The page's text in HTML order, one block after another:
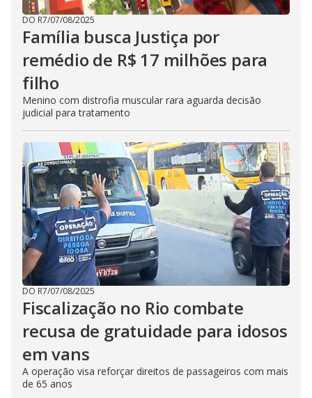
DO R7/07/08/2025
Família busca Justiça por
remédio de R$ 17 milhões para
filho
Menino com distrofia muscular rara aguarda decisão
judicial para tratamento
DO R7/07/08/2025
Fiscalização no Rio combate
recusa de gratuidade para idosos
em vans
A operação visa reforçar direitos de passageiros com mais
de 65 anos